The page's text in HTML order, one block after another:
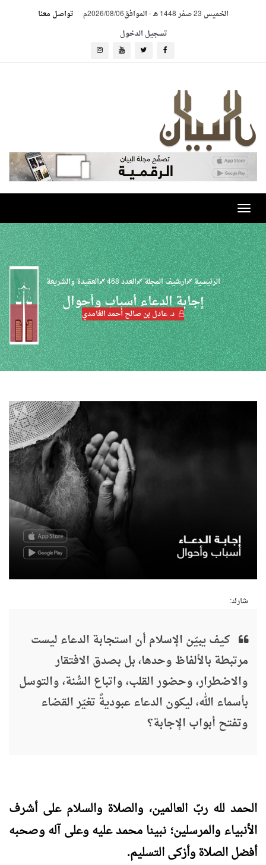
الخميس 23 صفر 1448 هـ -الموافق2026/08/06م
تواصل معنا
تسجيل الدخول
Toggle
navigation
الرئيسية ارشيف المجلة العدد 468 العقيدة والشريعة
إجابة الدعاء أسباب وأحوال
د. عادل بن صالح أحمد الغامدي
شارك:
كيف يبيّن الإسلام أن استجابة الدعاء ليست
مرتبطة بالألفاظ وحدها، بل بصدق الافتقار
والاضطرار، وحضور القلب، واتباع السُّنة، والتوسل
بأسماء الله، ليكون الدعاء عبوديةً تغيّر القضاء
وتفتح أبواب الإجابة؟
الحمد لله ربّ العالمين، والصلاة والسلام على أشرف
الأنبياء والمرسلين؛ نبينا محمد عليه وعلى آله وصحبه
أفضل الصلاة وأزكى التسليم.